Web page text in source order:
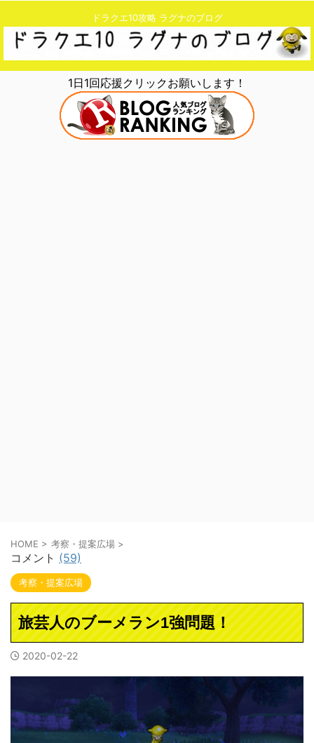
ドラクエ10攻略 ラグナのブログ
1日1回応援クリックお願いします！
HOME > 考察・提案広場 >
コメント (59)
考察・提案広場
旅芸人のブーメラン1強問題！
2020-02-22